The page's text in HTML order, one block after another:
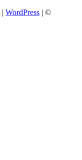
| WordPress | ©